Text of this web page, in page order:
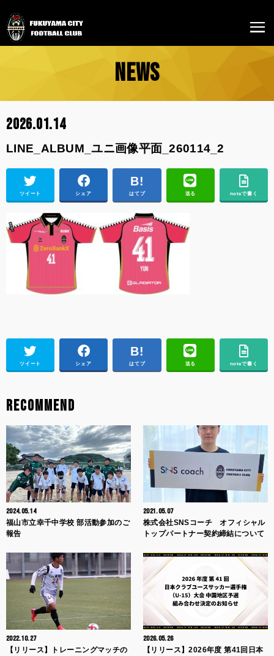
NEWS
2026.01.14
LINE_ALBUM_ユニ画像平面_260114_2
ツイート シェア はてブ 送る noteで書く
ツイート シェア はてブ 送る noteで書く
RECOMMEND
2024.05.14
福山市立幸千中学校 部活動参加のご
報告
2021.05.07
株式会社SNSコーチ オフィシャル
トップパートナー契約締結について
2022.10.27
【リリース】トレーニングマッチの
2026.05.26
【リリース】2026年度 第41回日本